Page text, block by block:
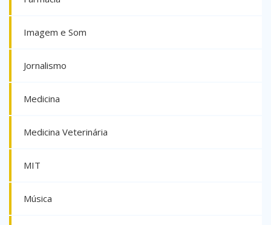
Imagem e Som
Jornalismo
Medicina
Medicina Veterinária
MIT
Música